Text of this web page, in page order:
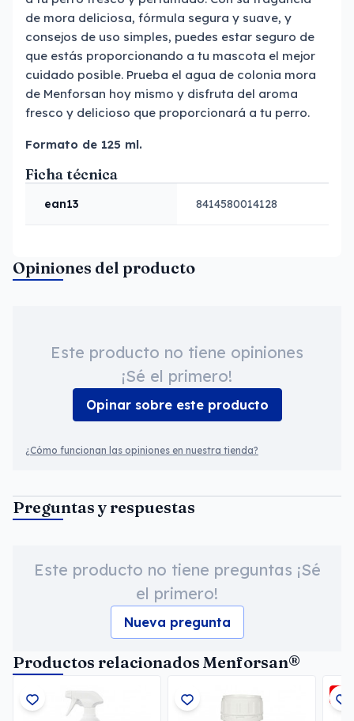
de mora deliciosa, fórmula segura y suave, y
consejos de uso simples, puedes estar seguro de
que estás proporcionando a tu mascota el mejor
cuidado posible. Prueba el agua de colonia mora
de Menforsan hoy mismo y disfruta del aroma
fresco y delicioso que proporcionará a tu perro.
Formato de 125 ml.
Ficha técnica
ean13 8414580014128
Opiniones del producto
Este producto no tiene opiniones
¡Sé el primero!
Opinar sobre este producto
¿Cómo funcionan las opiniones en nuestra tienda?
Preguntas y respuestas
Este producto no tiene preguntas ¡Sé
el primero!
Nueva pregunta
Productos relacionados Menforsan®
-